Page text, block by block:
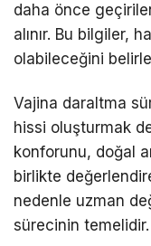
daha önce
alınır. Bu bilgiler,
olabileceğini
Vajina daraltma
hissi oluşturmak
konforunu, doğal
birlikte
nedenle uzman
sürecinin temelidir.